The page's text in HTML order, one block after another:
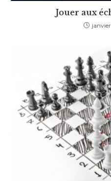
Jouer aux